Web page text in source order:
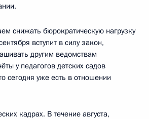
снижать бюрократическую нагрузку
вступит в силу закон,
другим ведомствам
у педагогов детских садов
сегодня уже есть в отношении
кадрах. В течение августа,